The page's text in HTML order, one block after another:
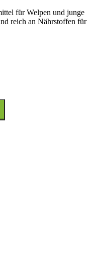
für Welpen und junge
reich an Nährstoffen für